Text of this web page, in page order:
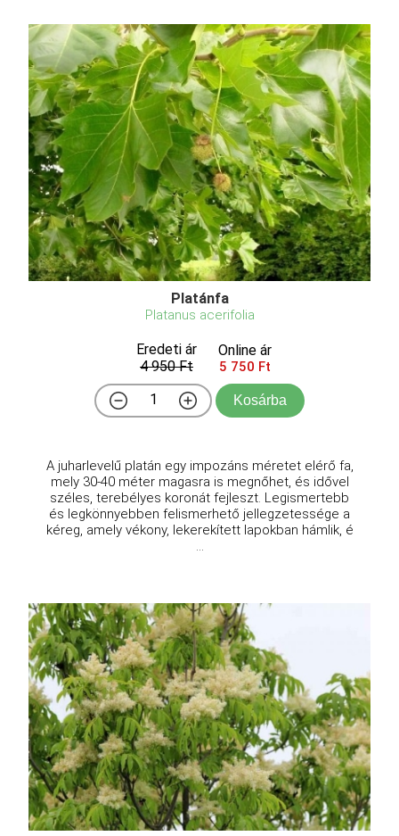
Platánfa
Platanus acerifolia
Eredeti ár
4 950 Ft
Online ár
5 750 Ft
Kosárba
A juharlevelű platán egy impozáns méretet elérő fa,
mely 30-40 méter magasra is megnőhet, és idővel
széles, terebélyes koronát fejleszt. Legismertebb
és legkönnyebben felismerhető jellegzetessége a
kéreg, amely vékony, lekerekített lapokban hámlik, é